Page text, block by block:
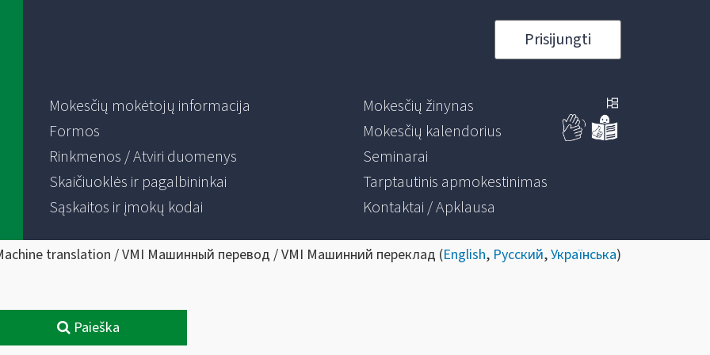
Prisijungti
Mokesčių mokėtojų informacija
Formos
Rinkmenos / Atviri duomenys
Skaičiuoklės ir pagalbininkai
Sąskaitos ir įmokų kodai
Mokesčių žinynas
Mokesčių kalendorius
Seminarai
Tarptautinis apmokestinimas
Kontaktai / Apklausa
translation / VMI Машинный перевод / VMI Машинний переклад (English, Русский,Українська)
Paieška